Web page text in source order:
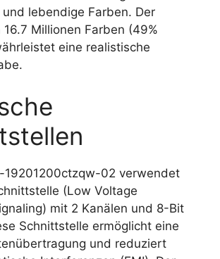
lebendige Farben. Der
Millionen Farben (49%
eine realistische
19201200ctzqw-02 verwendet
(Low Voltage
mit 2 Kanälen und 8-Bit
Schnittstelle ermöglicht eine
und reduziert